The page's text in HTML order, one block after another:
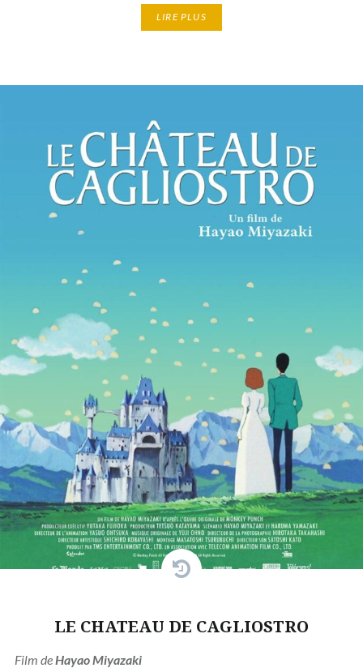
LIRE PLUS
LE CHATEAU DE CAGLIOSTRO
Film de Hayao Miyazaki